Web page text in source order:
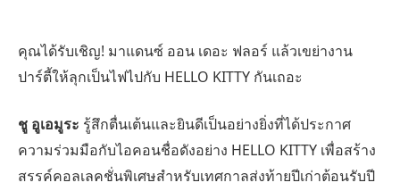
คุณได้รับเชิญ! มาแดนซ์ ออน เดอะ ฟลอร์ แล้วเขย่างาน
ปาร์ตี้ให้ลุกเป็นไฟไปกับ HELLO KITTY กันเถอะ
ชู อูเอมูระ รู้สึกตื่นเต้นและยินดีเป็นอย่างยิ่งที่ได้ประกาศ
ความร่วมมือกับไอคอนชื่อดังอย่าง HELLO KITTY เพื่อสร้าง
สรรค์คอลเลคชั่นพิเศษสำหรับเทศกาลส่งท้ายปีเก่าต้อนรับปี